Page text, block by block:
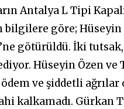
Antalya L Tipi
göre; Hüseyin
götürüldü. İkitutsak,
Hüseyin Özen ve
ve şiddetli ağrılar
kalkamadı. Gürkan